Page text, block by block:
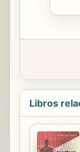
Libros